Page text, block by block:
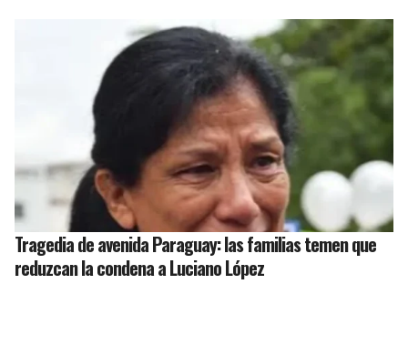
Tragedia de avenida Paraguay: las familias temen que
reduzcan la condena a Luciano López